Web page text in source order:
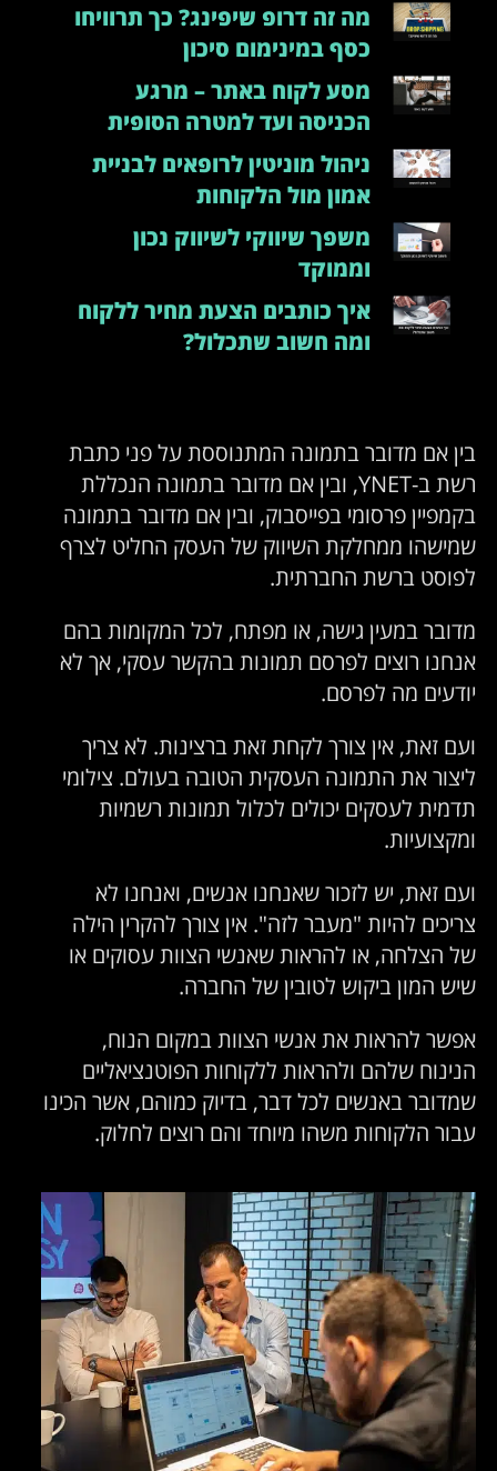
מה זה דרופ שיפינג? כך תרוויחו
כסף במינימום סיכון
מסע לקוח באתר – מרגע
הכניסה ועד למטרה הסופית
ניהול מוניטין לרופאים לבניית
אמון מול הלקוחות
משפך שיווקי לשיווק נכון
וממוקד
איך כותבים הצעת מחיר ללקוח
ומה חשוב שתכלול?
בין אם מדובר בתמונה המתנוססת על פני כתבת
רשת ב-YNET, ובין אם מדובר בתמונה הנכללת
בקמפיין פרסומי בפייסבוק, ובין אם מדובר בתמונה
שמישהו ממחלקת השיווק של העסק החליט לצרף
לפוסט ברשת החברתית.
מדובר במעין גישה, או מפתח, לכל המקומות בהם
אנחנו רוצים לפרסם תמונות בהקשר עסקי, אך לא
יודעים מה לפרסם.
ועם זאת, אין צורך לקחת זאת ברצינות. לא צריך
ליצור את התמונה העסקית הטובה בעולם. צילומי
תדמית לעסקים יכולים לכלול תמונות רשמיות
ומקצועיות.
ועם זאת, יש לזכור שאנחנו אנשים, ואנחנו לא
צריכים להיות "מעבר לזה". אין צורך להקרין הילה
של הצלחה, או להראות שאנשי הצוות עסוקים או
שיש המון ביקוש לטובין של החברה.
אפשר להראות את אנשי הצוות במקום הנוח,
הנינוח שלהם ולהראות ללקוחות הפוטנציאליים
שמדובר באנשים לכל דבר, בדיוק כמוהם, אשר הכינו
עבור הלקוחות משהו מיוחד והם רוצים לחלוק.